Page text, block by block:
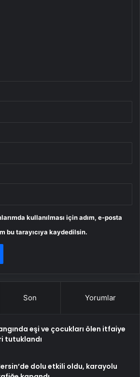
kullanılması için adım, e-posta
bu tarayıcıya kaydedilsin.
Son Yorumlar
eşi ve çocukları ölen itfaiye
tutuklandı
dolu etkili oldu, karayolu